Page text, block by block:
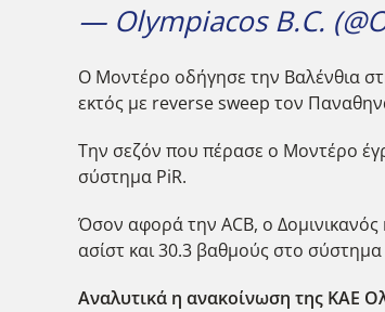
— Olympiacos B.C.
Ο Μοντέρο οδήγησε την Βαλένθια
εκτός με reverse sweep τον
Την σεζόν που πέρασε ο Μοντέρο
σύστημα PiR.
Όσον αφορά την ACB, ο
ασίστ και 30.3 βαθμούς στο
Αναλυτικά η ανακοίνωση της ΚΑΕ